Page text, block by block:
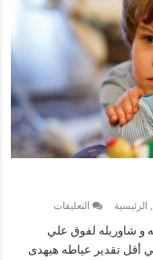
الرئيسية التعليقاتعلى
مغلقة
و شاوريله لفوق علي
أقل تقدير عياطه هيهدى